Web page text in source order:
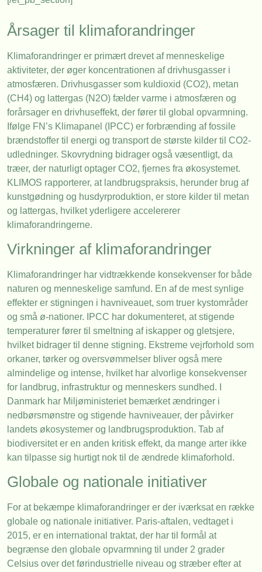
Årsager til klimaforandringer
Klimaforandringer er primært drevet af menneskelige
aktiviteter, der øger koncentrationen af drivhusgasser i
atmosfæren. Drivhusgasser som kuldioxid (CO2), metan
(CH4) og lattergas (N2O) fælder varme i atmosfæren og
forårsager en drivhuseffekt, der fører til global opvarmning.
Ifølge FN’s Klimapanel (IPCC) er forbrænding af fossile
brændstoffer til energi og transport de største kilder til CO2-
udledninger. Skovrydning bidrager også væsentligt, da
træer, der naturligt optager CO2, fjernes fra økosystemet.
KLIMOS rapporterer, at landbrugspraksis, herunder brug af
kunstgødning og husdyrproduktion, er store kilder til metan
og lattergas, hvilket yderligere accelererer
klimaforandringerne.
Virkninger af klimaforandringer
Klimaforandringer har vidtrækkende konsekvenser for både
naturen og menneskelige samfund. En af de mest synlige
effekter er stigningen i havniveauet, som truer kystområder
og små ø-nationer. IPCC har dokumenteret, at stigende
temperaturer fører til smeltning af iskapper og gletsjere,
hvilket bidrager til denne stigning. Ekstreme vejrforhold som
orkaner, tørker og oversvømmelser bliver også mere
almindelige og intense, hvilket har alvorlige konsekvenser
for landbrug, infrastruktur og menneskers sundhed. I
Danmark har Miljøministeriet bemærket ændringer i
nedbørsmønstre og stigende havniveauer, der påvirker
landets økosystemer og landbrugsproduktion. Tab af
biodiversitet er en anden kritisk effekt, da mange arter ikke
kan tilpasse sig hurtigt nok til de ændrede klimaforhold.
Globale og nationale initiativer
For at bekæmpe klimaforandringer er der iværksat en række
globale og nationale initiativer. Paris-aftalen, vedtaget i
2015, er en international traktat, der har til formål at
begrænse den globale opvarmning til under 2 grader
Celsius over det førindustrielle niveau og stræber efter at